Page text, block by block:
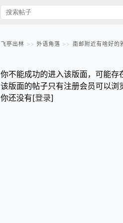
飞亭出林 外语角落 南邮附近有啥好的
你不能成功的进入该版面，可能存
该版面的帖子只有注册会员可以浏
你还没有[登录]